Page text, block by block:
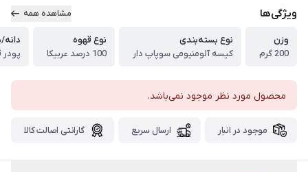
ویژگی‌ها مشاهده همه
وزن
200 گرم
نوع بسته‌بندی
کیسه آلومنیومی سوپاپ دار
نوع قهوه
100 درصد عربیکا
پودر
محصول مورد نظر موجود نمی‌باشد.
موجود در انبار ارسال سریع گارانتی اصالت کالا